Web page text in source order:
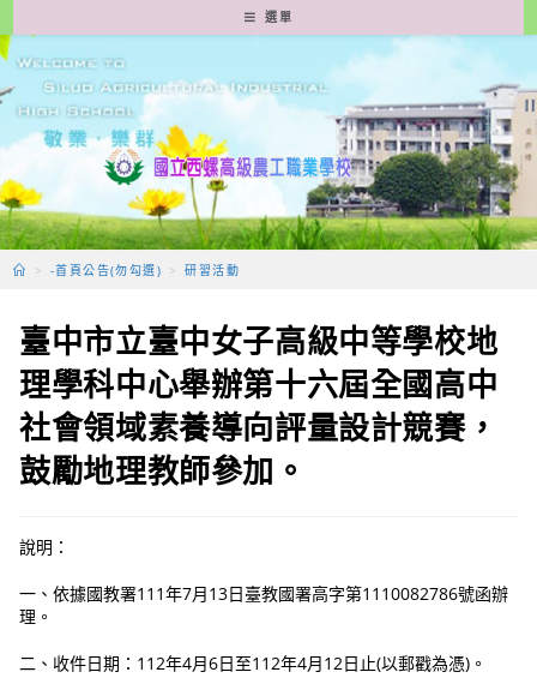
轉
至
要
容
選單
> -首頁公告(勿勾選) > 研習活動
臺中市立臺中女子高級中等學校地
理學科中心舉辦第十六屆全國高中
社會領域素養導向評量設計競賽，
鼓勵地理教師參加。
說明：
一、依據國教署111年7月13日臺教國署高字第1110082786號函辦
理。
二、收件日期：112年4月6日至112年4月12日止(以郵戳為憑)。